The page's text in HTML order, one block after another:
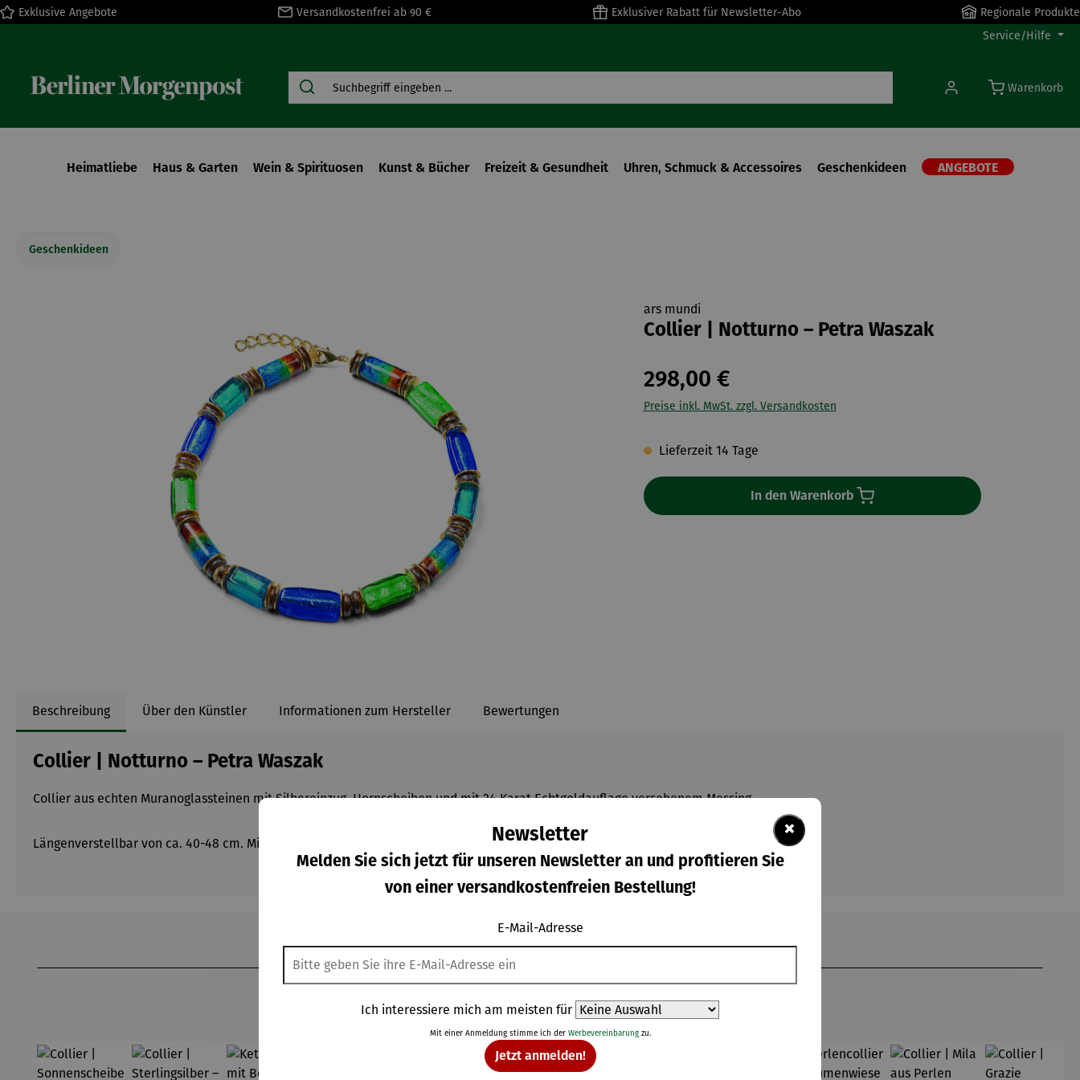
Zur Hauptnavigation springen
Exklusive Angebote Versandkostenfrei ab 90 € Exklusiver Rabatt für Newsletter-Abo
Regionale Produkte
Service/Hilfe
Warenkorb
Heimatliebe Haus & Garten Wein & Spirituosen Kunst & Bücher Freizeit & Gesundheit Uhren, Schmuck & Accessoires Geschenkideen ANGEBOTE
Geschenkideen
ars mundi
Collier | Notturno – Petra Waszak
298,00 €
Preise inkl. MwSt. zzgl. Versandkosten
Lieferzeit 14 Tage
In den Warenkorb
Beschreibung Über den Künstler Informationen zum Hersteller Bewertungen
Collier | Notturno – Petra Waszak
Collier aus echten Muranoglassteinen mit Silbereinzug, Hornscheiben und mit 24 Karat Echtgoldauflage versehenem Messing.
Längenverstellbar von ca. 40-48 cm. Mit Karabinerverschluss.
×
Newsletter
Melden Sie sich jetzt für unseren Newsletter an und profitieren Sie
von einer versandkostenfreien Bestellung!
E-Mail-Adresse
Ich interessiere mich am meisten für
Mit einer Anmeldung stimme ich der Werbevereinbarungzu.
Jetzt anmelden!